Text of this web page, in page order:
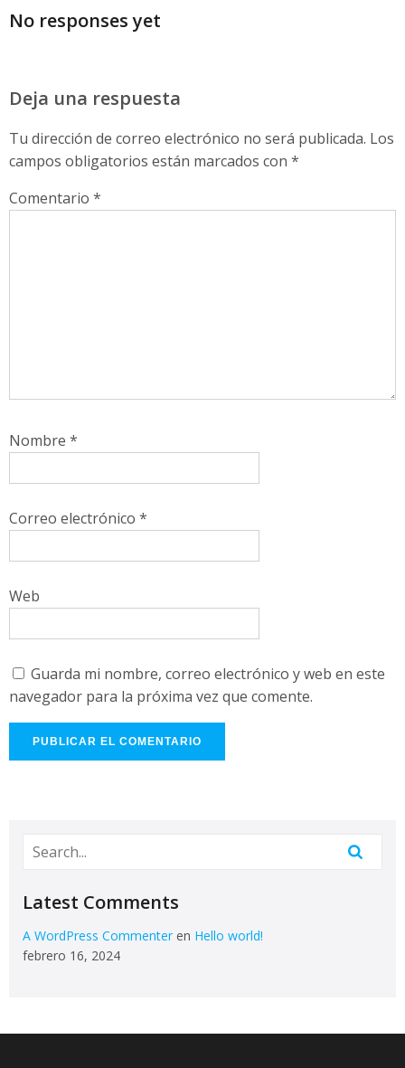
No responses yet
Deja una respuesta
Tu dirección de correo electrónico no será publicada. Los
campos obligatorios están marcados con *
Comentario *
Nombre *
Correo electrónico *
Web
Guarda mi nombre, correo electrónico y web en este
navegador para la próxima vez que comente.
Latest Comments
A WordPress Commenter en Hello world!
febrero 16, 2024